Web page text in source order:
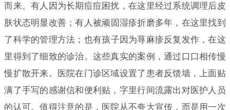
而来。有人因为长期痘痘困扰，在这里经过系统调理后皮
肤状态明显改善；有人被顽固湿疹折磨多年，在这里找到
了科学的管理方法；也有孩子因为荨麻疹反复发作，在这
里得到了细致的诊治。这些真实的案例，通过口口相传慢
慢扩散开来。医院在门诊区域设置了患者反馈墙，上面贴
满了手写的感谢信和便利贴，字里行间流露出对医护人员
的认可。值得注意的是，医院从不夸大宣传，而是用一次